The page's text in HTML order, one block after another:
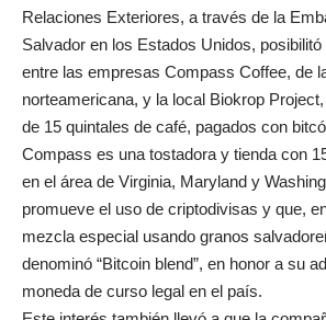
Relaciones Exteriores, a través de la
Salvador en los Estados Unidos,
entre las empresas Compass Coffee, de
norteamericana, y la local Biokrop
de 15 quintales de café, pagados con
Compass es una tostadora y tienda con
en el área de Virginia, Maryland y
promueve el uso de criptodivisas y que,
mezcla especial usando granos
denominó “Bitcoin blend”, en honor a su
moneda de curso legal en el país.